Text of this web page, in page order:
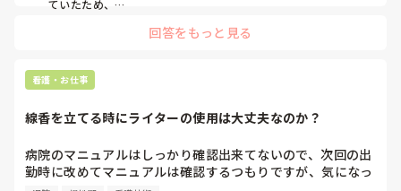
ていたため、
ことはなかったです。回答をもっと見る
看護・お仕事
線香を立てる時にライターの使用は大丈夫なのか？
病院のマニュアルはしっかり確認出来てないので、次回の出
勤時に改めてマニュアルは確認するつもりですが、気になっ